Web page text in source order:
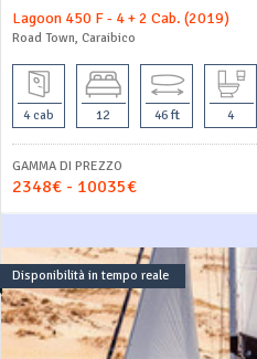
Lagoon 450 F - 4 + 2 Cab. (2019)
Road Town, Caraibico
4 cab 12 46 ft 4
GAMMA DI PREZZO
2348€ - 10035€
Disponibilità in tempo reale